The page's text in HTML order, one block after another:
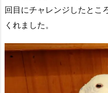
回目にチャレンジしたとこ
くれました。